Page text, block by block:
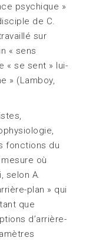
psychique »
de C.
sur
« sens
« se sent » lui-
» (Lamboy,
fonctions du
où
selon A.
plan » qui
que
d’arrière-